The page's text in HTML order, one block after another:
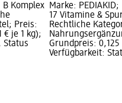
Komplex
Preis:
€ je 1 kg);
Status
Marke:
17 Vitamine &
Rechtliche
Grundpreis:
Verfügbarkeit: